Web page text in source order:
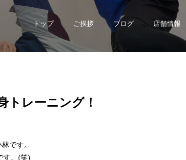
トップ ご挨拶 ブログ 店舗情報
トレーニング！
です。
す。(笑)